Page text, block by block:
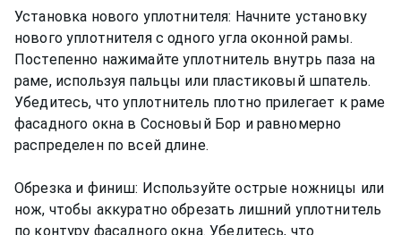
Установка нового уплотнителя: Начните установку
нового уплотнителя с одного угла оконной рамы.
Постепенно нажимайте уплотнитель внутрь паза на
раме, используя пальцы или пластиковый шпатель.
Убедитесь, что уплотнитель плотно прилегает к раме
фасадного окна в Сосновый Бор и равномерно
распределен по всей длине.
Обрезка и финиш: Используйте острые ножницы или
нож, чтобы аккуратно обрезать лишний уплотнитель
по контуру фасадного окна. Убедитесь, что